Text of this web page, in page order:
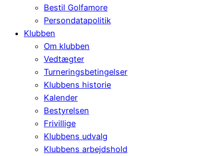
Bestil Golfamore
Persondatapolitik
Klubben
Om klubben
Vedtægter
Turneringsbetingelser
Klubbens historie
Kalender
Bestyrelsen
Frivillige
Klubbens udvalg
Klubbens arbejdshold